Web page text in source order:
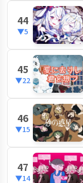
44
▼5
45
▼22
46
▼15
47
▼14